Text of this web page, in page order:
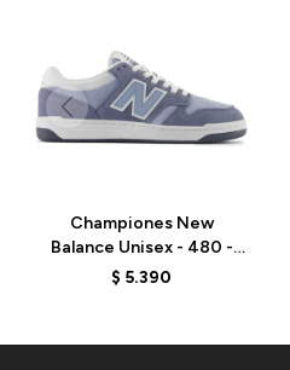
Championes New
Balance Unisex - 480 -
BB480LEB - ARCTIC
$ 5.390